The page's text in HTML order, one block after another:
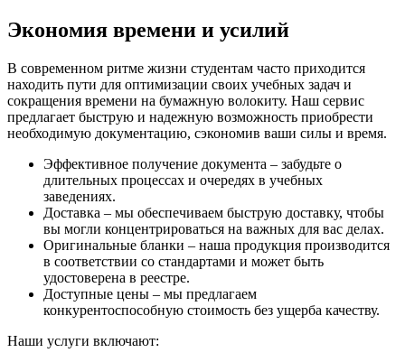
Экономия времени и усилий
В современном ритме жизни студентам часто приходится
находить пути для оптимизации своих учебных задач и
сокращения времени на бумажную волокиту. Наш сервис
предлагает быструю и надежную возможность приобрести
необходимую документацию, сэкономив ваши силы и время.
Эффективное получение документа – забудьте о
длительных процессах и очередях в учебных
заведениях.
Доставка – мы обеспечиваем быструю доставку, чтобы
вы могли концентрироваться на важных для вас делах.
Оригинальные бланки – наша продукция производится
в соответствии со стандартами и может быть
удостоверена в реестре.
Доступные цены – мы предлагаем
конкурентоспособную стоимость без ущерба качеству.
Наши услуги включают: